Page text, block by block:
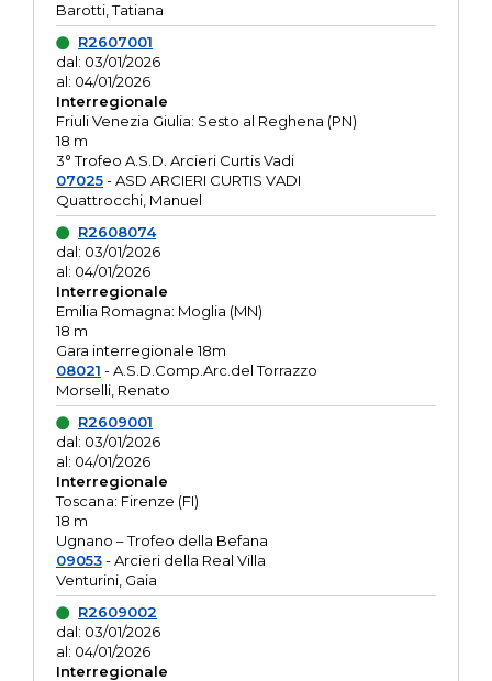
Barotti, Tatiana
R2607001
dal: 03/01/2026
al: 04/01/2026
Interregionale
Friuli Venezia Giulia: Sesto al Reghena (PN)
18 m
3° Trofeo A.S.D. Arcieri Curtis Vadi
07025- ASD ARCIERI CURTIS VADI
Quattrocchi, Manuel
R2608074
dal: 03/01/2026
al: 04/01/2026
Interregionale
Emilia Romagna: Moglia (MN)
18 m
Gara interregionale 18m
08021 - A.S.D.Comp.Arc.del Torrazzo
Morselli, Renato
R2609001
dal: 03/01/2026
al: 04/01/2026
Interregionale
Toscana: Firenze (FI)
18 m
Ugnano – Trofeo della Befana
09053- Arcieri della Real Villa
Venturini, Gaia
R2609002
dal: 03/01/2026
al: 04/01/2026
Interregionale